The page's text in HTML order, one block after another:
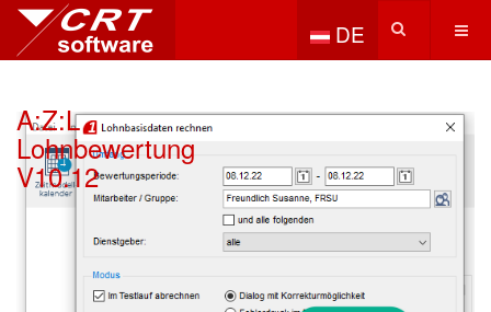
DE
A:Z:L
Lohnbewertung
V10.12